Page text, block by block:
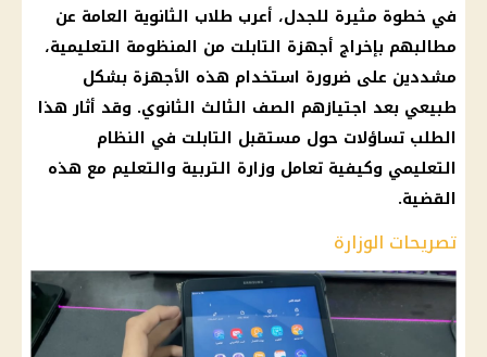
في خطوة مثيرة للجدل، أعرب طلاب الثانوية العامة عن
مطالبهم بإخراج أجهزة التابلت من المنظومة التعليمية،
مشددين على ضرورة استخدام هذه الأجهزة بشكل
طبيعي بعد اجتيازهم الصف الثالث الثانوي. وقد أثار هذا
الطلب تساؤلات حول مستقبل التابلت في النظام
التعليمي وكيفية تعامل وزارة التربية والتعليم مع هذه
القضية.
تصريحات الوزارة